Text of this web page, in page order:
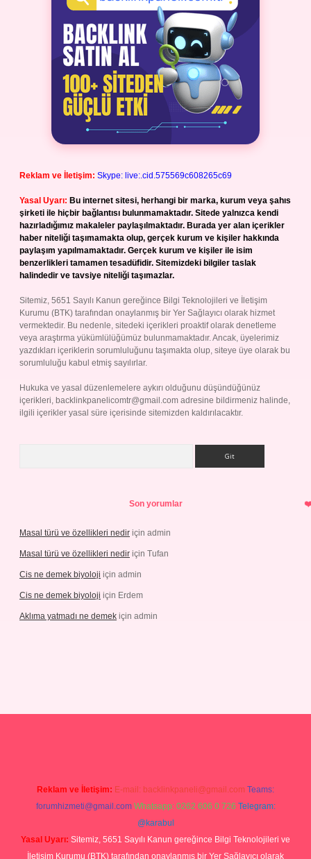
Reklam ve İletişim: Skype: live:.cid.575569c608265c69
Yasal Uyarı: Bu internet sitesi, herhangi bir marka, kurum veya şahıs
şirketi ile hiçbir bağlantısı bulunmamaktadır. Sitede yalnızca kendi
hazırladığımız makaleler paylaşılmaktadır. Burada yer alan içerikler
haber niteliği taşımamakta olup, gerçek kurum ve kişiler hakkında
paylaşım yapılmamaktadır. Gerçek kurum ve kişiler ile isim
benzerlikleri tamamen tesadüfidir. Sitemizdeki bilgiler taslak
halindedir ve tavsiye niteliği taşımazlar.
Sitemiz, 5651 Sayılı Kanun gereğince Bilgi Teknolojileri ve İletişim
Kurumu (BTK) tarafından onaylanmış bir Yer Sağlayıcı olarak hizmet
vermektedir. Bu nedenle, sitedeki içerikleri proaktif olarak denetleme
veya araştırma yükümlülüğümüz bulunmamaktadır. Ancak, üyelerimiz
yazdıkları içeriklerin sorumluluğunu taşımakta olup, siteye üye olarak bu
sorumluluğu kabul etmiş sayılırlar.
Hukuka ve yasal düzenlemelere aykırı olduğunu düşündüğünüz
içerikleri, backlinkpanelicomtr@gmail.com adresine bildirmeniz halinde,
ilgili içerikler yasal süre içerisinde sitemizden kaldırılacaktır.
Son yorumlar
Masal türü ve özellikleri nedir için admin
Masal türü ve özellikleri nedir için Tufan
Cis ne demek biyoloji için admin
Cis ne demek biyoloji için Erdem
Aklıma yatmadı ne demek için admin
Reklam ve İletişim: E-mail: backlinkpaneli@gmail.com Teams:
forumhizmeti@gmail.com Whatsapp: 0262 606 0 726 Telegram:
@karabul
Yasal Uyarı: Sitemiz, 5651 Sayılı Kanun gereğince Bilgi Teknolojileri ve
İletişim Kurumu (BTK) tarafından onaylanmış bir Yer Sağlayıcı olarak